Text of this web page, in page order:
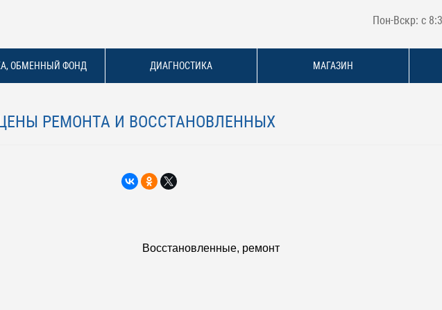
Пон-Вскр: с
ОБМЕННЫЙ ФОНД ДИАГНОСТИКА МАГАЗИН
ЦЕНЫ РЕМОНТА И ВОССТАНОВЛЕННЫХ
Восстановленные, ремонт